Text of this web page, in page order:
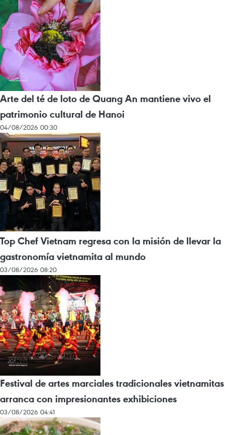
Arte del té de loto de Quang An mantiene vivo el
patrimonio cultural de Hanoi
04/08/2026 00:30
Top Chef Vietnam regresa con la misión de llevar la
gastronomía vietnamita al mundo
03/08/2026 08:20
Festival de artes marciales tradicionales vietnamitas
arranca con impresionantes exhibiciones
03/08/2026 04:41